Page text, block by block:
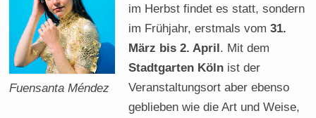
Fuensanta Méndez
im Herbst findet es statt, sondern
im Frühjahr, erstmals vom31.
März bis 2. April. Mit dem
Stadtgarten Köln ist der
Veranstaltungsort aber ebenso
geblieben wie die Art und Weise,